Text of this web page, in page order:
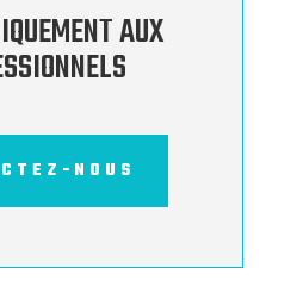
AUX
NOUS